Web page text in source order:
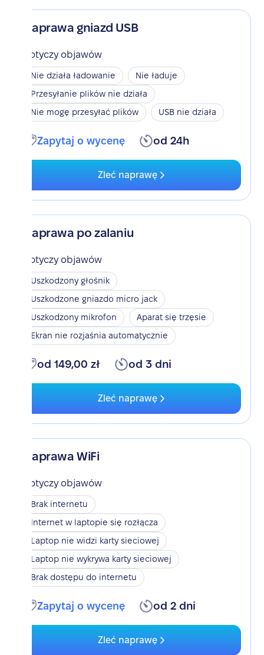
Naprawa gniazd USB
Dotyczy objawów
Nie działa ładowanie
Nie ładuje
Przesyłanie plików nie działa
Nie mogę przesyłać plików
USB nie działa
Zapytaj o wycenę od 24h
Zleć naprawę
Naprawa po zalaniu
Dotyczy objawów
Uszkodzony głośnik
Uszkodzone gniazdo micro jack
Uszkodzony mikrofon
Aparat się trzęsie
Ekran nie rozjaśnia automatycznie
od 149,00 zł od 3 dni
Zleć naprawę
Naprawa WiFi
Dotyczy objawów
Brak internetu
Internet w laptopie się rozłącza
Laptop nie widzi karty sieciowej
Laptop nie wykrywa karty sieciowej
Brak dostępu do internetu
Zapytaj o wycenę od 2 dni
Zleć naprawę